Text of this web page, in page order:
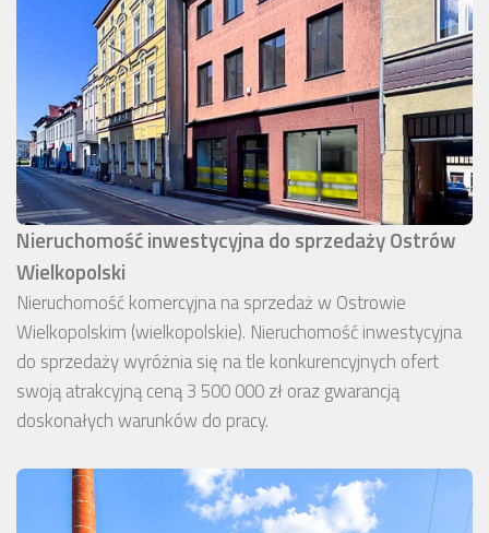
Nieruchomość inwestycyjna do sprzedaży Ostrów
Wielkopolski
Nieruchomość komercyjna na sprzedaż w Ostrowie
Wielkopolskim (wielkopolskie). Nieruchomość inwestycyjna
do sprzedaży wyróżnia się na tle konkurencyjnych ofert
swoją atrakcyjną ceną 3 500 000 zł oraz gwarancją
doskonałych warunków do pracy.